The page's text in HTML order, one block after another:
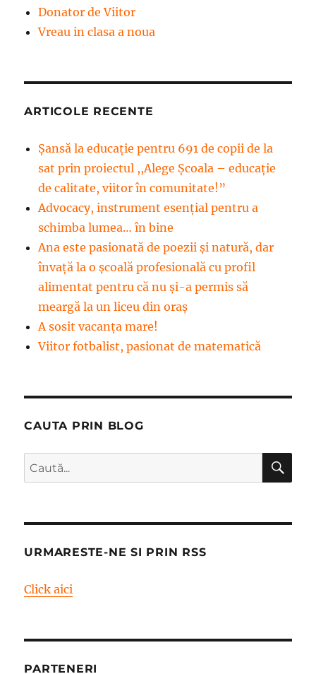
Donator de Viitor
Vreau in clasa a noua
ARTICOLE RECENTE
Șansă la educație pentru 691 de copii de la
sat prin proiectul ,,Alege Școala – educație
de calitate, viitor în comunitate!”
Advocacy, instrument esenţial pentru a
schimba lumea… în bine
Ana este pasionată de poezii și natură, dar
învață la o școală profesională cu profil
alimentat pentru că nu și-a permis să
meargă la un liceu din oraș
A sosit vacanța mare!
Viitor fotbalist, pasionat de matematică
CAUTA PRIN BLOG
Caută
după:
URMARESTE-NE SI PRIN RSS
Click aici
PARTENERI